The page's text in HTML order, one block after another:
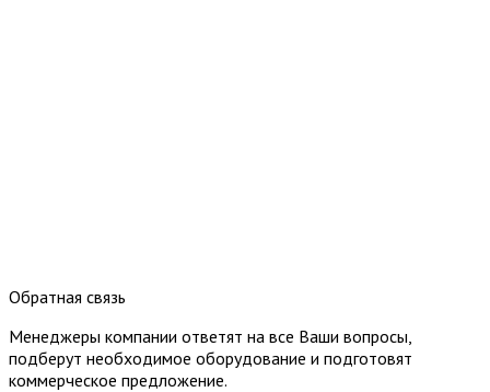
Обратная связь
Менеджеры компании ответят на все Ваши вопросы,
подберут необходимое оборудование и подготовят
коммерческое предложение.